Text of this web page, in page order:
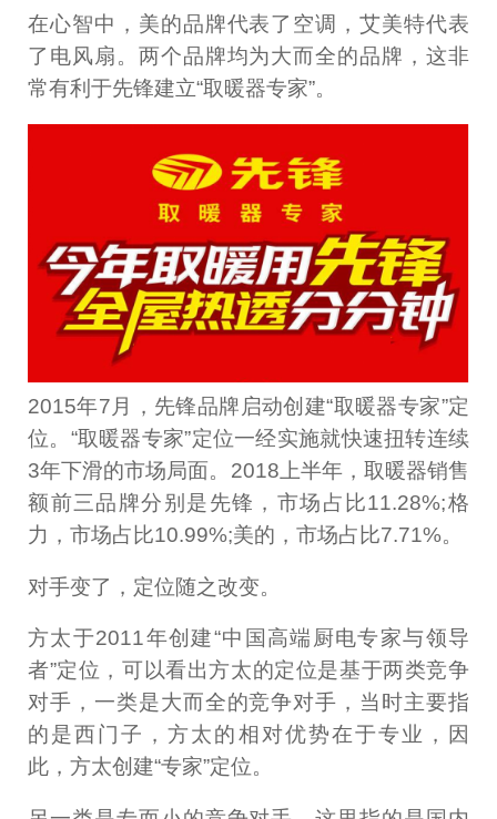
在心智中，美的品牌代表了空调，艾美特代表
了电风扇。两个品牌均为大而全的品牌，这非
常有利于先锋建立“取暖器专家”。
2015年7月，先锋品牌启动创建“取暖器专家”定
位。“取暖器专家”定位一经实施就快速扭转连续
3年下滑的市场局面。2018上半年，取暖器销售
额前三品牌分别是先锋，市场占比11.28%;格
力，市场占比10.99%;美的，市场占比7.71%。
对手变了，定位随之改变。
方太于2011年创建“中国高端厨电专家与领导
者”定位，可以看出方太的定位是基于两类竞争
对手，一类是大而全的竞争对手，当时主要指
的是西门子，方太的相对优势在于专业，因
此，方太创建“专家”定位。